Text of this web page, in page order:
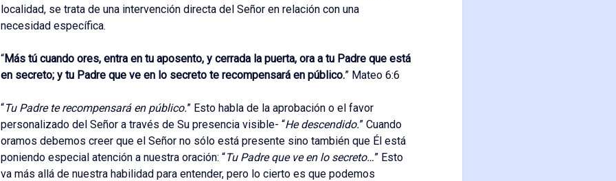
localidad, se trata de una intervención directa del Señor en relación con una
necesidad específica.
“Más tú cuando ores, entra en tu aposento, y cerrada la puerta, ora a tu Padre que está
en secreto; y tu Padre que ve en lo secreto te recompensará en público.” Mateo 6:6
“Tu Padre te recompensará en público.” Esto habla de la aprobación o el favor
personalizado del Señor a través de Su presencia visible- “He descendido.” Cuando
oramos debemos creer que el Señor no sólo está presente sino también que Él está
poniendo especial atención a nuestra oración: “Tu Padre que ve en lo secreto…” Esto
va más allá de nuestra habilidad para entender, pero lo cierto es que podemos